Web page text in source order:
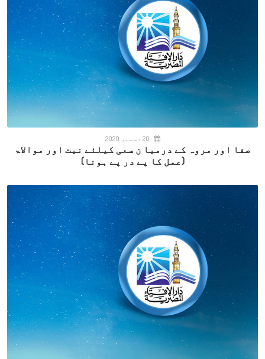
صفا اور مروہ کے درمیا ن سعی کیلئے نیت اور موالاۃ
(عمل کا پے در پے ہونا)